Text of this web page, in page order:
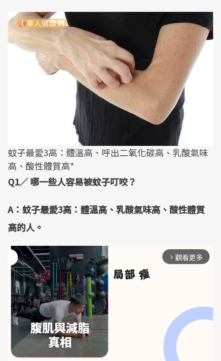
蚊子最愛3高：體溫高、呼出二氧化碳高、乳酸氣味
高、酸性體質高*
Q1／ 哪一些人容易被蚊子叮咬？
A：蚊子最愛3高：體溫高、乳酸氣味高、酸性體質
高的人。
arrow_forward_ios 觀看更多